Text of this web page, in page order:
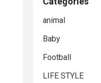
animal
Baby
Football
LIFE STYLE